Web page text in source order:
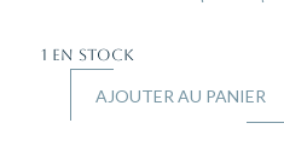
1 en stock
quantité
AJOUTER AU PANIER